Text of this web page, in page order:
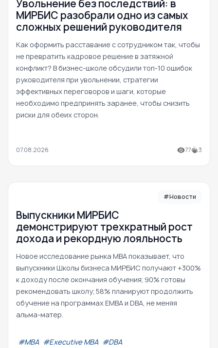
Увольнение без последствий: в
МИРБИС разобрали одно из самых
сложных решений руководителя
Как оформить расставание с сотрудником так, чтобы
не превратить кадровое решение в затяжной
конфликт? В бизнес-школе обсудили топ-10 ошибок
руководителя при увольнении, стратегии
эффективных переговоров и шаги, которые
необходимо предпринять заранее, чтобы снизить
риски для обеих сторон.
07.08.2026 77 3
#Новости
Выпускники МИРБИС
демонстрируют трехкратный рост
дохода и рекордную лояльность
Новое исследование рынка MBA показывает, что
выпускники Школы бизнеса МИРБИС получают +300%
к доходу после окончания обучения; 90% готовы
рекомендовать школу; 58% планируют продолжить
обучение на программах EMBA и DBA, не меняя
альма-матер.
#МВА #Executive MBA #DBA